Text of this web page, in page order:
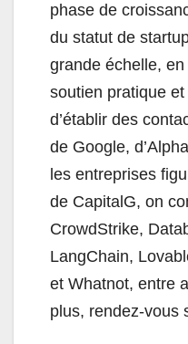
phase de
du statut de
grande échelle,
soutien pratique
d’établir des
de Google,
les entreprises
de CapitalG, on
CrowdStrike,
LangChain,
et Whatnot, entre
plus, rendez-vous